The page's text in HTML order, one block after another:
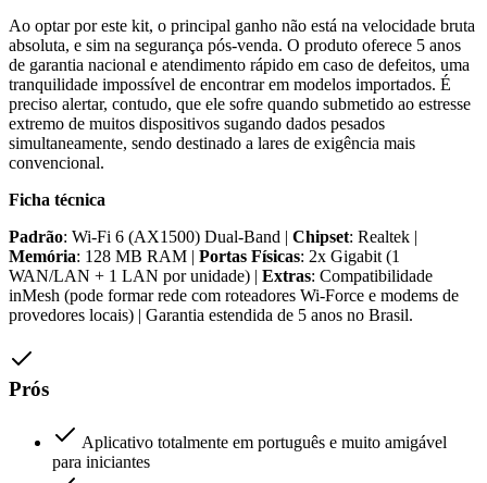
Ao optar por este kit, o principal ganho não está na velocidade bruta
absoluta, e sim na segurança pós-venda. O produto oferece 5 anos
de garantia nacional e atendimento rápido em caso de defeitos, uma
tranquilidade impossível de encontrar em modelos importados. É
preciso alertar, contudo, que ele sofre quando submetido ao estresse
extremo de muitos dispositivos sugando dados pesados
simultaneamente, sendo destinado a lares de exigência mais
convencional.
Ficha técnica
Padrão: Wi-Fi 6 (AX1500) Dual-Band | Chipset: Realtek |
Memória: 128 MB RAM | Portas Físicas: 2x Gigabit (1
WAN/LAN + 1 LAN por unidade) | Extras: Compatibilidade
inMesh (pode formar rede com roteadores Wi-Force e modems de
provedores locais) | Garantia estendida de 5 anos no Brasil.
Prós
Aplicativo totalmente em português e muito amigável
para iniciantes